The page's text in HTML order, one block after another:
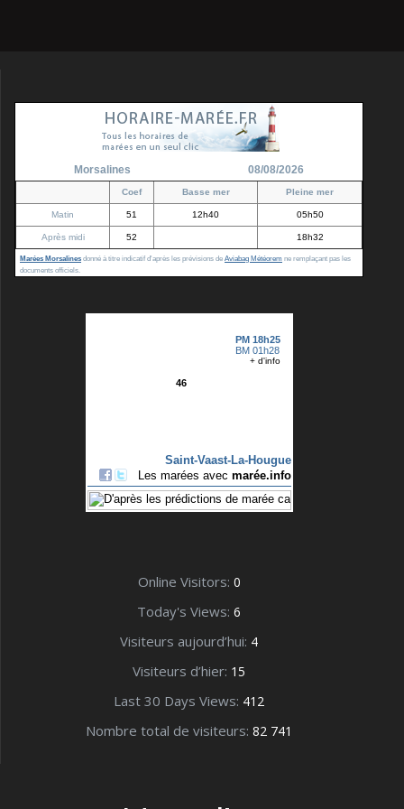
Morsalines 08/08/2026
Coef Basse mer Pleine mer
Matin 51 12h40 05h50
Après midi 52 18h32
Marées Morsalines donné à titre indicatif d'après les prévisions de Aviabag Météorem ne remplaçant pas les
documents officiels.
Online Visitors: 0
Today's Views: 6
Visiteurs aujourd’hui: 4
Visiteurs d’hier: 15
Last 30 Days Views: 412
Nombre total de visiteurs: 82 741